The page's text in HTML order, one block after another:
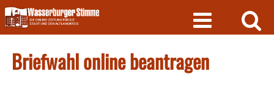
Skip
to
content
Briefwahl online beantragen